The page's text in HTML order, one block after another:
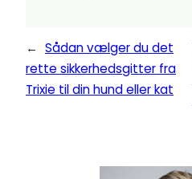
← Sådan vælger du det
rette sikkerhedsgitter fra
Trixie til din hund eller kat